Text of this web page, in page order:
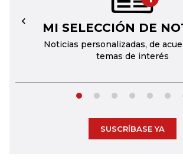
MI SELECCIÓN DE
Noticias personalizadas, de
temas de interés
←
SUSCRÍBASE YA